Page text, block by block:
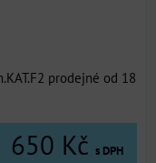
prodejné od 18
650 Kč s DPH